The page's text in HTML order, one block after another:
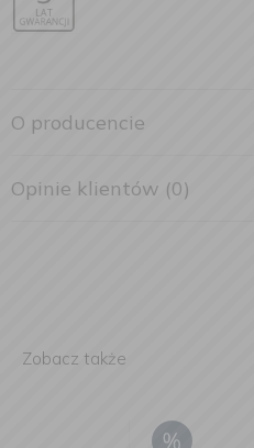
O producencie
Opinie klientów (0)
Zobacz także